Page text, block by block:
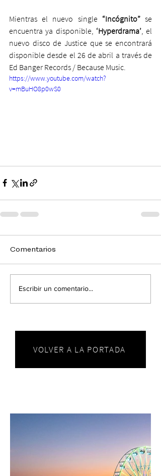
Mientras el nuevo single “Incógnito” se
encuentra ya disponible, ‘Hyperdrama’, el
nuevo disco de Justice que se encontrará
disponible desde el 26 de abril a través de
Ed Banger Records / Because Music.
https://www.youtube.com/watch?
v=mBuHO8p0wS0
Comentarios
Escribir un comentario...
VOLVER A LA PORTADA